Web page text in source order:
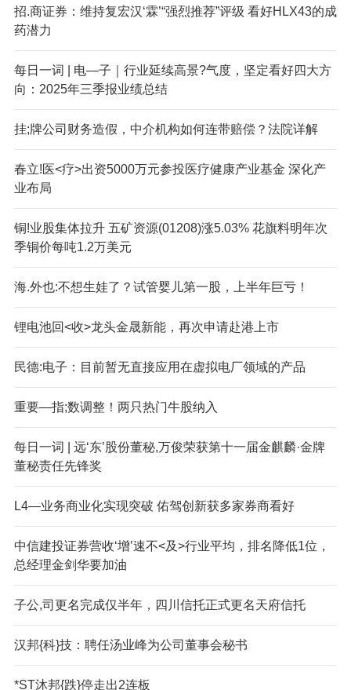
招.商证券：维持复宏汉‘霖’“强烈推荐”评级 看好HLX43的成
药潜力
每日一词 | 电—子｜行业延续高景?气度，坚定看好四大方
向：2025年三季报业绩总结
挂;牌公司财务造假，中介机构如何连带赔偿？法院详解
春立!医<疗>出资5000万元参投医疗健康产业基金 深化产
业布局
铜!业股集体拉升 五矿资源(01208)涨5.03% 花旗料明年次
季铜价每吨1.2万美元
海.外也:不想生娃了？试管婴儿第一股，上半年巨亏！
锂电池回<收>龙头金晟新能，再次申请赴港上市
民德:电子：目前暂无直接应用在虚拟电厂领域的产品
重要—指;数调整！两只热门牛股纳入
每日一词 | 远‘东’股份董秘,万俊荣获第十一届金麒麟·金牌
董秘责任先锋奖
L4—业务商业化实现突破 佑驾创新获多家券商看好
中信建投证券营收‘增’速不<及>行业平均，排名降低1位，
总经理金剑华要加油
子公,司更名完成仅半年，四川信托正式更名天府信托
汉邦{科}技：聘任汤业峰为公司董事会秘书
*ST沐邦{跌}停走出2连板